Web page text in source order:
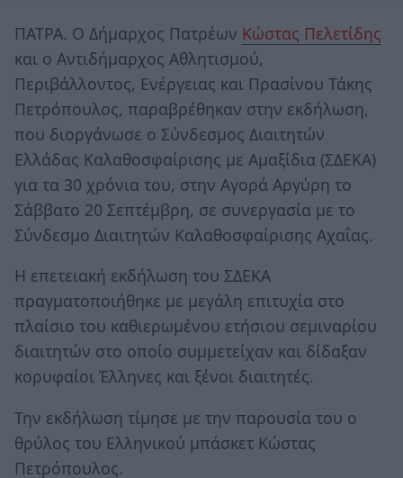
ΠΑΤΡΑ. Ο Δήμαρχος Πατρέων Κώστας Πελετίδης
και ο Αντιδήμαρχος Αθλητισμού,
Περιβάλλοντος, Ενέργειας και Πρασίνου Τάκης
Πετρόπουλος, παραβρέθηκαν στην εκδήλωση,
που διοργάνωσε ο Σύνδεσμος Διαιτητών
Ελλάδας Καλαθοσφαίρισης με Αμαξίδια (ΣΔΕΚΑ)
για τα 30 χρόνια του, στην Αγορά Αργύρη το
Σάββατο 20 Σεπτέμβρη, σε συνεργασία με το
Σύνδεσμο Διαιτητών Καλαθοσφαίρισης Αχαΐας.
Η επετειακή εκδήλωση του ΣΔΕΚΑ
πραγματοποιήθηκε με μεγάλη επιτυχία στο
πλαίσιο του καθιερωμένου ετήσιου σεμιναρίου
διαιτητών στο οποίο συμμετείχαν και δίδαξαν
κορυφαίοι Έλληνες και ξένοι διαιτητές.
Την εκδήλωση τίμησε με την παρουσία του ο
θρύλος του Ελληνικού μπάσκετ Κώστας
Πετρόπουλος.